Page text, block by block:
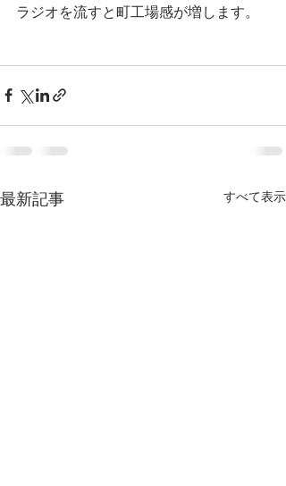
ラジオを流すと町工場感が増します。
最新記事 すべて表示